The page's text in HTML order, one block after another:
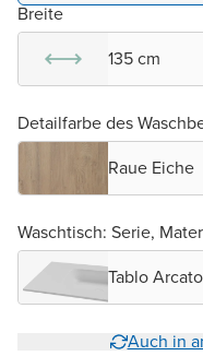
Breite
135 cm
Detailfarbe des
Raue Eiche
Waschtisch: Serie,
Tablo
Auch in